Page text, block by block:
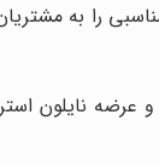
را به
و عرضه نایلون